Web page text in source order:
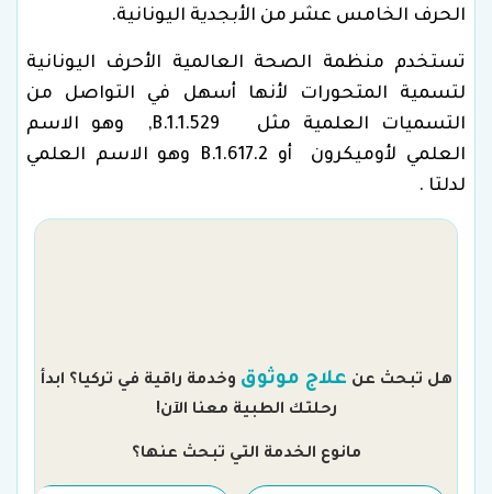
الحرف الخامس عشر من الأبجدية اليونانية.
تستخدم منظمة الصحة العالمية الأحرف اليونانية
لتسمية المتحورات لأنها أسهل في التواصل من
التسميات العلمية مثل B.1.1.529, وهو الاسم
العلمي لأوميكرون أو B.1.617.2 وهو الاسم العلمي
لدلتا .
هل تبحث عن علاج موثوق وخدمة راقية في تركيا؟ ابدأ
رحلتك الطبية معنا الآن!
مانوع الخدمة التي تبحث عنها؟